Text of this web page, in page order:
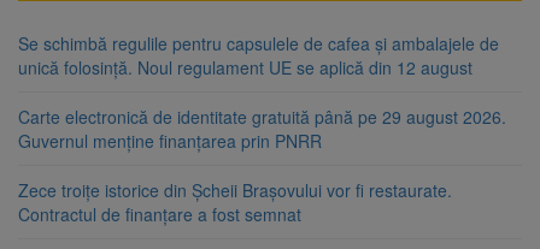
Se schimbă regulile pentru capsulele de cafea și ambalajele de
unică folosință. Noul regulament UE se aplică din 12 august
Carte electronică de identitate gratuită până pe 29 august 2026.
Guvernul menține finanțarea prin PNRR
Zece troițe istorice din Șcheii Brașovului vor fi restaurate.
Contractul de finanțare a fost semnat